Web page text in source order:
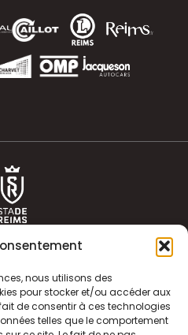
nous utilisons des
pour stocker et/ou accéder aux
de consentir à ces technologies
telles que le comportement
HISTOIRE